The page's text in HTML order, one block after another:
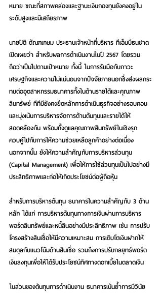
หมาย ขณะที่สภาพคล่องและฐานะเงินกองทุนยังคงอยู่ใน
ระดับสูงและมีเสถียรภาพ
นายปิติ ตัณฑเกษม ประธานเจ้าหน้าที่บริหาร ทีเอ็มบีธนชาต
เปิดเผยว่า สำหรับผลการดำเนินงานในปี 2567 โดยรวม
ถือว่าเป็นไปตามเป้าหมาย ทั้งนี้ ในการรับมือกับภาวะ
เศรษฐกิจและความไม่แน่นอนจากปัจจัยภายนอกซึ่งส่งผลกระ
ทบต่ออุตสาหกรรมธนาคารทั้งในด้านรายได้และคุณภาพ
สินทรัพย์ ทีทีบียังคงยึดหลักการดำเนินธุรกิจอย่างรอบคอบ
และมุ่งเน้นการบริหารจัดการด้านต้นทุนและรายได้ให้
สอดคล้องกัน พร้อมทั้งดูแลคุณภาพสินทรัพย์ในเชิงรุก
ควบคู่ไปกับการให้ความช่วยเหลือลูกค้าอย่างต่อเนื่อง
นอกจากนั้น ยังให้ความสำคัญกับการบริหารส่วนทุน
(Capital Management) เพื่อให้การใช้ส่วนทุนเป็นไปอย่างมี
ประสิทธิภาพและก่อให้เกิดประโยชน์ต่อผู้ถือหุ้น
สำหรับการบริหารต้นทุน ธนาคารในความสำคัญกับ 3 ด้าน
หลัก ได้แก่ การบริหารต้นทุนทางการเงินผ่านการบริหาร
พอร์ตสินทรัพย์และหนี้สินอย่างมีประสิทธิภาพ เช่น การปรับ
โครงสร้างสินเชื่อให้มีความเหมาะสม การเติบโตเงินฝากให้
สมดุลกับแนวโน้มด้านสินเชื่อ รวมถึงการปรับกลยุทธ์พอร์ต
เงินลงทุนเพื่อให้ได้รับประโยชน์ทิศทางดอกเบี้ยในตลาดเงิน
ในส่วนของต้นทุนการดำเนินงาน ธนาคารเน้นย้ำการมีวินัย